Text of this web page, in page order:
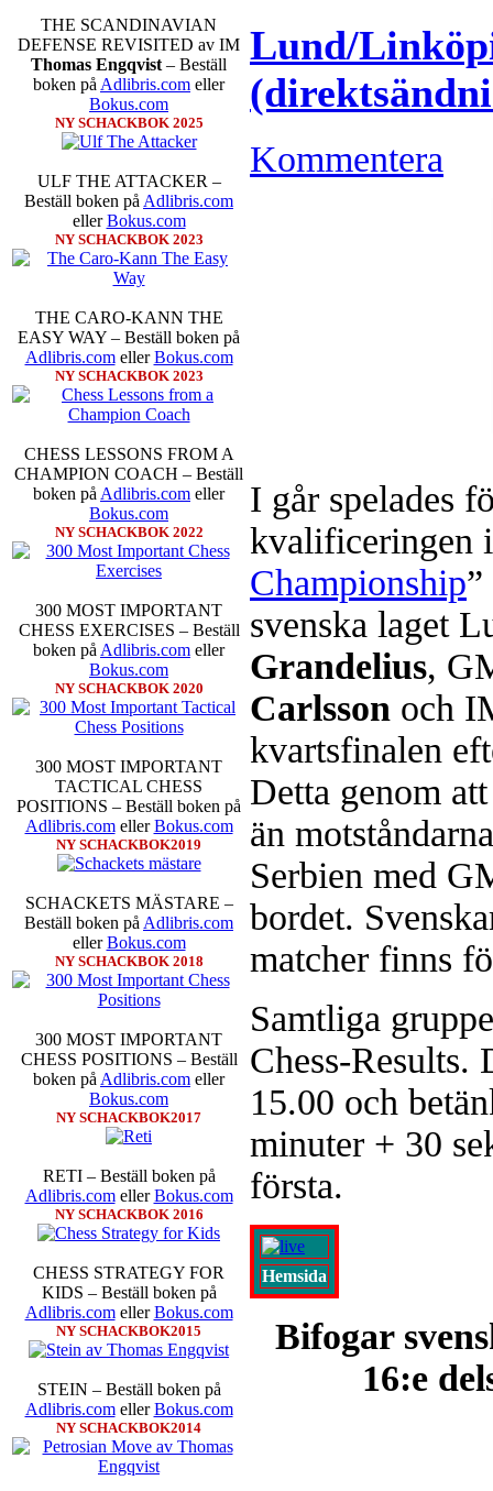
THE SCANDINAVIAN
DEFENSE REVISITED av IM
Thomas Engqvist – Beställ
boken på Adlibris.com eller
Bokus.com
NY SCHACKBOK 2025
ULF THE ATTACKER –
Beställ boken på Adlibris.com
ellerBokus.com
NY SCHACKBOK 2023
THE CARO-KANN THE
EASY WAY – Beställ boken på
Adlibris.comellerBokus.com
NY SCHACKBOK 2023
CHESS LESSONS FROM A
CHAMPION COACH – Beställ
boken på Adlibris.com eller
Bokus.com
NY SCHACKBOK 2022
300 MOST IMPORTANT
CHESS EXERCISES – Beställ
boken på Adlibris.com eller
Bokus.com
NY SCHACKBOK 2020
300 MOST IMPORTANT
TACTICAL CHESS
POSITIONS – Beställ boken på
Adlibris.comellerBokus.com
NY SCHACKBOK2019
SCHACKETS MÄSTARE –
Beställ boken på Adlibris.com
ellerBokus.com
NY SCHACKBOK 2018
300 MOST IMPORTANT
CHESS POSITIONS – Beställ
boken på Adlibris.com eller
Bokus.com
NY SCHACKBOK2017
RETI – Beställ boken på
Adlibris.comellerBokus.com
NY SCHACKBOK 2016
CHESS STRATEGY FOR
KIDS – Beställ boken på
Adlibris.comellerBokus.com
NY SCHACKBOK2015
STEIN – Beställ boken på
Adlibris.comellerBokus.com
NY SCHACKBOK2014
kämpar om Sverigemästartiteln
Min Seo, GM Erik Blomqvist,
Schacksnack har inlett det
föredrar Fischer Random, där
som det har spelats sedan
förstnämnda alternativet har
alternativet har för- eller
förstå en mängd
nedan.
Den sjunde upplagan av
som för övrigt är den starkaste i
möten:
Ding Liren-Wesley
Giri, Ian Nepomniachtchi-
Karjakin-Shakhrijar
inte ha tagit de snabbare
skriverier i norsk massmedia
schack. Enligt Carlsen är det
saknar dock tyvärr
tävlingsledare
Idag börjar
Lottningen i första ronden:
Smith, IM Linus
Erik Blomqvist-IM Michael
segern. En farlig uppstickare
sådant jämnt SM och detta
kämpar om
Lund/
Kommentera
I går spelades
kvalificeringen
Championship
svenska laget
Grandelius,
Carlsson och
kvartsfinalen
Detta genom
än
Serbien med
bordet.
matcher finns
Samtliga
Chess-Results.
15.00 och
minuter + 30
första.
Hemsida
Bifogar
16:e